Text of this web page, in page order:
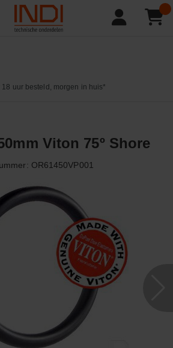
18 uur besteld, morgen in huis*
Viton 75º Shore
OR61450VP001